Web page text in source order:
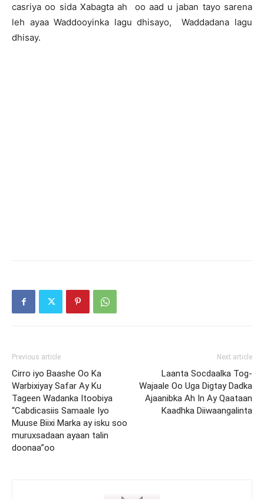
casriya oo sida Xabagta ah oo aad u jaban tayo sarena
leh ayaa Waddooyinka lagu dhisayo, Waddadana lagu
dhisay.
Previous article
Cirro iyo Baashe Oo Ka
Warbixiyay Safar Ay Ku
Tageen Wadanka Itoobiya
“Cabdicasiis Samaale Iyo
Muuse Biixi Marka ay isku soo
muruxsadaan ayaan talin
doonaa”oo
Next article
Laanta Socdaalka Tog-
Wajaale Oo Uga Digtay Dadka
Ajaanibka Ah In Ay Qaataan
Kaadhka Diiwaangalinta